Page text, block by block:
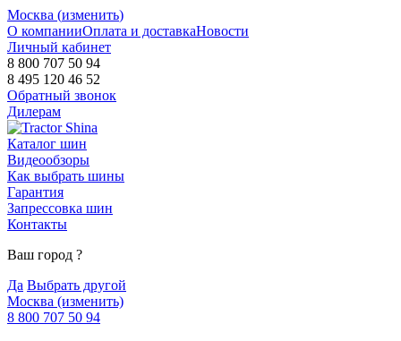
Москва (изменить)
О компанииОплата и доставкаНовости
Личный кабинет
8 800 707 50 94
8 495 120 46 52
Обратный звонок
Дилерам
Каталог шин
Видеообзоры
Как выбрать шины
Гарантия
Запрессовка шин
Контакты
Ваш город ?
Да Выбрать другой
Москва (изменить)
8 800 707 50 94